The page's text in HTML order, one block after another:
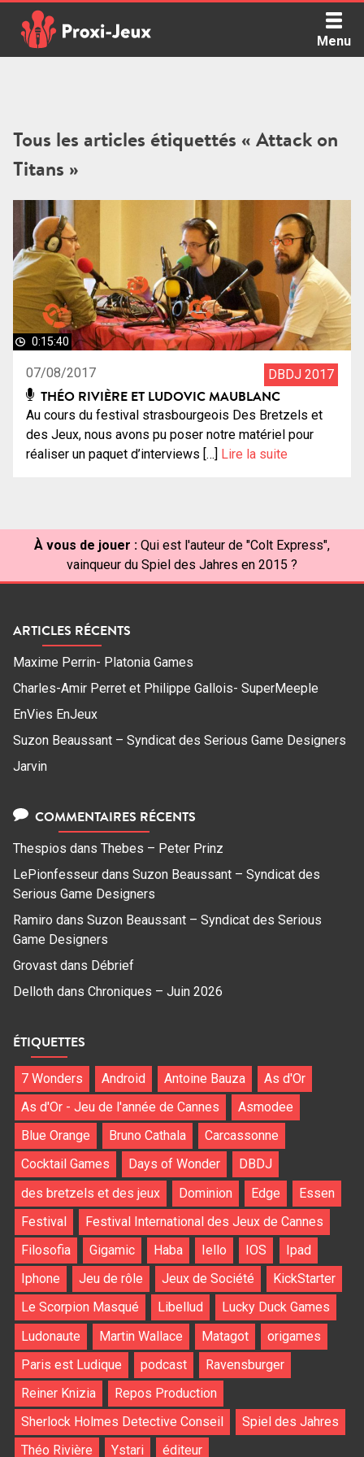
content
Menu
Tous les articles étiquettés « Attack on
Titans »
0:15:40
07/08/2017 DBDJ 2017
THÉO RIVIÈRE ET LUDOVIC MAUBLANC
Au cours du festival strasbourgeois Des Bretzels et
des Jeux, nous avons pu poser notre matériel pour
réaliser un paquet d’interviews […] Lire la suite
À vous de jouer : Qui est l'auteur de "Colt Express",
vainqueur du Spiel des Jahres en 2015 ?
ARTICLES RÉCENTS
Maxime Perrin- Platonia Games
Charles-Amir Perret et Philippe Gallois- SuperMeeple
EnVies EnJeux
Suzon Beaussant – Syndicat des Serious Game Designers
Jarvin
COMMENTAIRES RÉCENTS
Thespios dans Thebes – Peter Prinz
LePionfesseur dans Suzon Beaussant – Syndicat des
Serious Game Designers
Ramiro dans Suzon Beaussant – Syndicat des Serious
Game Designers
Grovast dans Débrief
Delloth dans Chroniques – Juin 2026
ÉTIQUETTES
7 Wonders Android Antoine Bauza
As d'Or
As d'Or - Jeu de l'année de Cannes
Asmodee
Blue Orange
Bruno Cathala
Carcassonne
Cocktail Games
Days of Wonder
DBDJ
des bretzels et des jeux
Dominion Edge
Essen
Festival
Festival International des Jeux de Cannes
Filosofia
Gigamic Haba Iello IOS
Ipad
Iphone
Jeu de rôle Jeux de Société
KickStarter
Le Scorpion Masqué
Libellud
Lucky Duck Games
Ludonaute
Martin Wallace Matagot
origames
Paris est Ludique
podcast
Ravensburger
Reiner Knizia
Repos Production
Sherlock Holmes Detective Conseil
Spiel des Jahres
Théo Rivière
Ystari éditeur